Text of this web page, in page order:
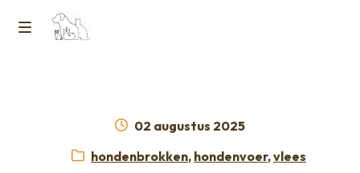
Ga
Ga
Horcon Webshop – GDPR / Voorwaarden /
Geplaatst
02 augustus 2025
Categorieën:
hondenbrokken, hondenvoer,vlees